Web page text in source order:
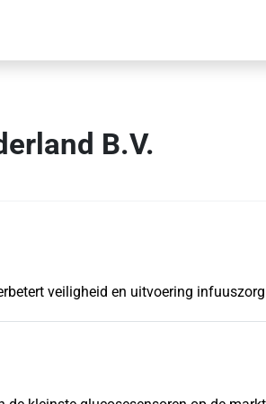
B.V.
veiligheid en uitvoering